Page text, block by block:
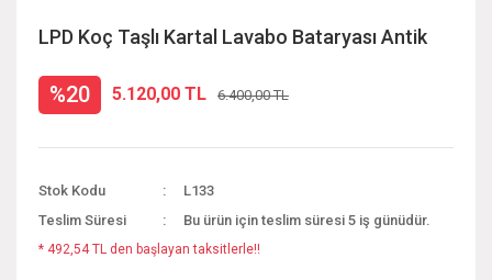
LPD Koç Taşlı Kartal Lavabo Bataryası Antik
%20 5.120,00 TL 6.400,00 TL
Stok Kodu
L133
Teslim Süresi
Bu ürün için teslim süresi 5 iş günüdür.
* 492,54 TL den başlayan taksitlerle!!